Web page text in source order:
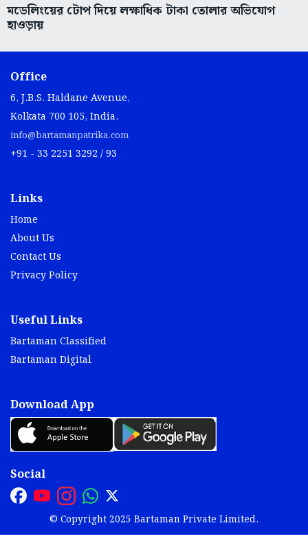
মডেলিংয়ের টোপ দিয়ে লক্ষাধিক টাকা তোলার অভিযোগ
হাওড়ায়
Office
6, J.B.S. Haldane Avenue,
Kolkata 700 105, India.
info@bartamanpatrika.com
+91 - 33 2251 3292 / 93
Links
Home
About Us
Contact Us
Privacy Policy
Useful Links
Bartaman Classified
Bartaman Digital
Download App
Social
© Copyright 2025 Bartaman Private Limited.